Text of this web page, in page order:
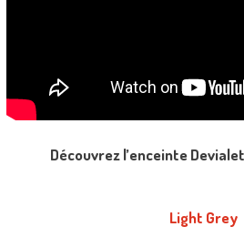
Découvrez l’enceinte
Light Grey